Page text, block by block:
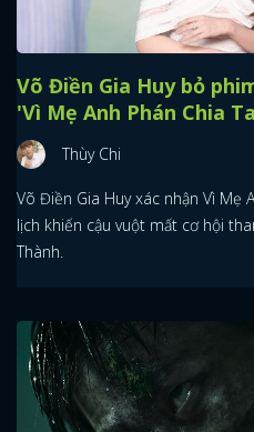
Võ Điền Gia Huy bỏ
'Vì Mẹ Anh Phán Chia
Thùy Chi
Võ Điền Gia Huy xác nhận Vì Mẹ
lịch khiến cậu vuột mất cơ hội
Thành.